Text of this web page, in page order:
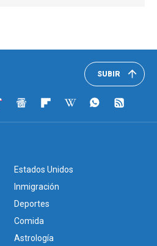
SUBIR
Estados Unidos
Inmigración
Deportes
Comida
Astrología